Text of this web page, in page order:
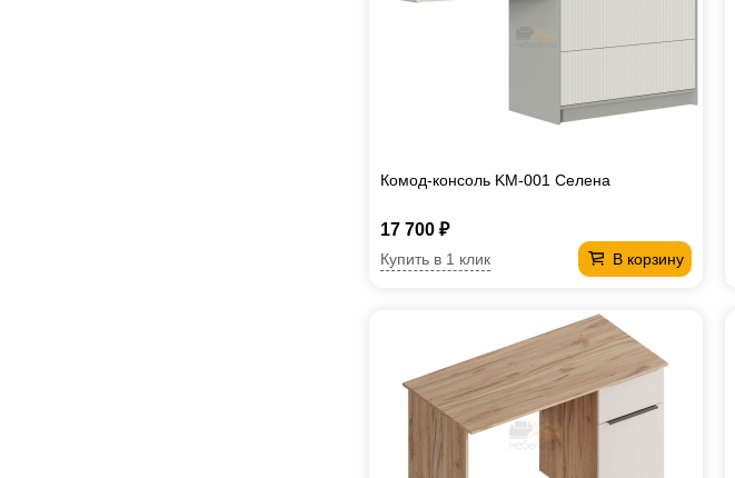
Комод-консоль KM-001 Селена
17 700 ₽
В корзину
Купить в 1 клик